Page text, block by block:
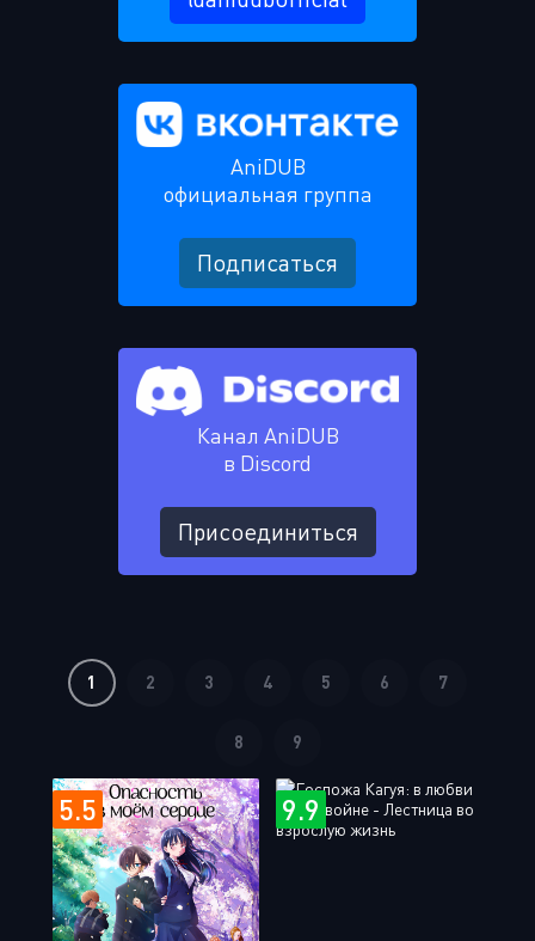
AniDUB
официальная группа
Подписаться
Канал AniDUB
в Discord
Присоединиться
1 2 3 4 5 6 7
8 9
5.5 9.9